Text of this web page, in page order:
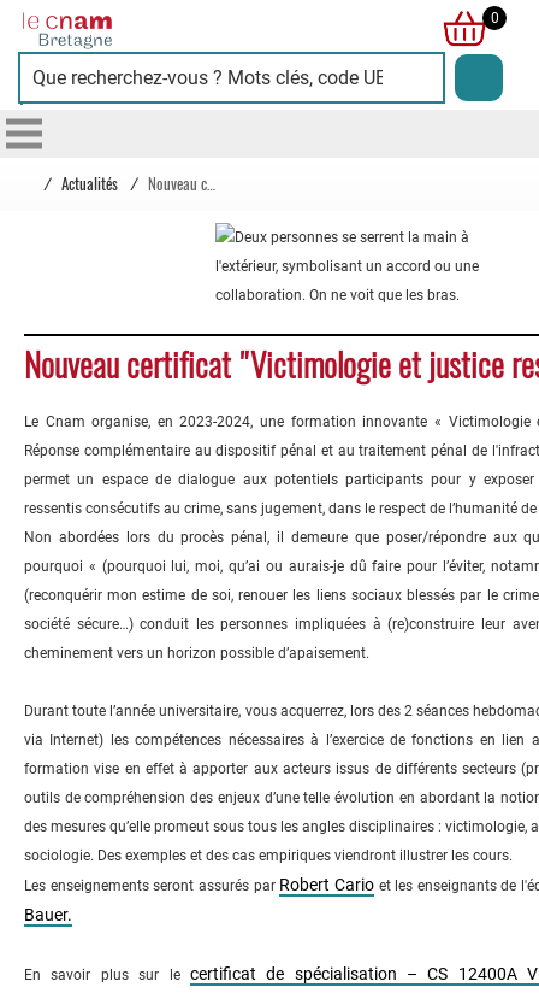
Cnam
Bretagne
0
/ Actualités /
Nouveau certificat "Victimologie et justice
Le Cnam organise, en 2023-2024, une formation innovante « Victimologie
Réponse complémentaire au dispositif pénal et au traitement pénal de
permet un espace de dialogue aux potentiels participants pour y exposer
ressentis consécutifs au crime, sans jugement, dans le respect de l’humanité
Non abordées lors du procès pénal, il demeure que poser/répondre aux
pourquoi « (pourquoi lui, moi, qu’ai ou aurais-je dû faire pour l’éviter,
(reconquérir mon estime de soi, renouer les liens sociaux blessés par le
société sécure…) conduit les personnes impliquées à (re)construire leur
cheminement vers un horizon possible d’apaisement.
Durant toute l’année universitaire, vous acquerrez, lors des 2 séances
via Internet) les compétences nécessaires à l’exercice de fonctions en lien
formation vise en effet à apporter aux acteurs issus de différents secteurs
outils de compréhension des enjeux d’une telle évolution en abordant la
des mesures qu’elle promeut sous tous les angles disciplinaires : victimologie,
sociologie. Des exemples et des cas empiriques viendront illustrer les cours.
Les enseignements seront assurés par Robert Carioet les enseignants de
Bauer.
En savoir plus sur le certificat de spécialisation – CS 12400A